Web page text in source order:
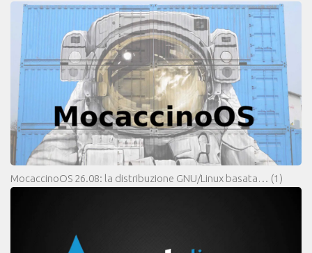
MocaccinoOS 26.08: la distribuzione GNU/Linux basata… (1)